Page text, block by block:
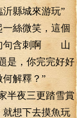
縣城來游玩”
絲微笑，這個
句句含刺啊 山
是，你完完好好
解釋？”
半夜三更踏雪賞
想下去摸魚玩